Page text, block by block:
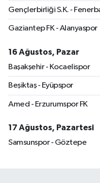
Gençlerbirliği S.K. -
Gaziantep FK - Alanyaspor
16 Ağustos, Pazar
Başakşehir - Kocaelispor
Beşiktaş - Eyüpspor
Amed - Erzurumspor FK
17 Ağustos, Pazartesi
Samsunspor - Göztepe